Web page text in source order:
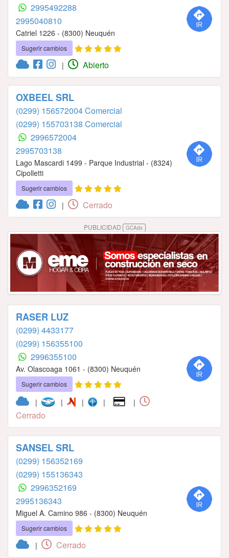
2995492288
2995040810
Catriel 1226 - (8300) Neuquén
Sugerir cambios
| Abierto
OXBEEL SRL
(0299) 156572004 Comercial
(0299) 155703138 Comercial
2996572004
2995703138
Lago Mascardi 1499 - Parque Industrial - (8324)
Cipolletti
Sugerir cambios
| Cerrado
PUBLICIDAD GCAds
RASER LUZ
(0299) 4433177
(0299) 156355100
2996355100
Av. Olascoaga 1061 - (8300) Neuquén
Sugerir cambios
| | | | |
Cerrado
SANSEL SRL
(0299) 156352169
(0299) 155136343
2996352169
2995136343
Miguel A. Camino 986 - (8300) Neuquén
Sugerir cambios
| Cerrado